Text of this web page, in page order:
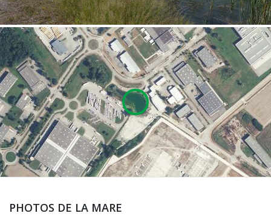
PHOTOS DE LA MARE